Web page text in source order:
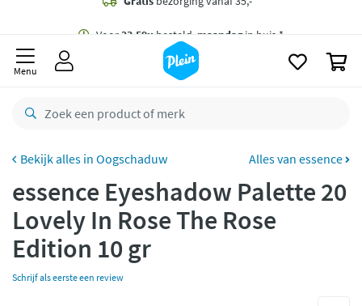
besteld,maandag
retourneren
CO2 neutraal
Betaal met Klarna
Menu
Oogschaduw Alles van essence
essence Eyeshadow Palette 20
Lovely In Rose The Rose
Edition 10 gr
Schrijf als eerste een review